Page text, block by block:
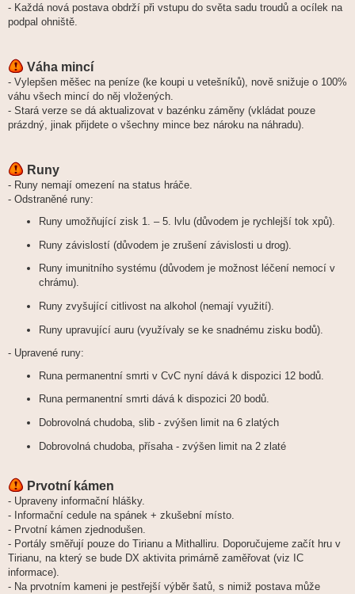
- Každá nová postava obdrží při vstupu do světa sadu troudů a ocílek na
podpal ohniště.
Váha mincí
- Vylepšen měšec na peníze (ke koupi u vetešníků), nově snižuje o 100%
váhu všech mincí do něj vložených.
- Stará verze se dá aktualizovat v bazénku záměny (vkládat pouze
prázdný, jinak přijdete o všechny mince bez nároku na náhradu).
Runy
- Runy nemají omezení na status hráče.
- Odstraněné runy:
Runy umožňující zisk 1. – 5. lvlu (důvodem je rychlejší tok xpů).
Runy závislostí (důvodem je zrušení závislosti u drog).
Runy imunitního systému (důvodem je možnost léčení nemocí v
chrámu).
Runy zvyšující citlivost na alkohol (nemají využití).
Runy upravující auru (využívaly se ke snadnému zisku bodů).
- Upravené runy:
Runa permanentní smrti v CvC nyní dává k dispozici 12 bodů.
Runa permanentní smrti dává k dispozici 20 bodů.
Dobrovolná chudoba, slib - zvýšen limit na 6 zlatých
Dobrovolná chudoba, přísaha - zvýšen limit na 2 zlaté
Prvotní kámen
- Upraveny informační hlášky.
- Informační cedule na spánek + zkušební místo.
- Prvotní kámen zjednodušen.
- Portály směřují pouze do Tirianu a Mithalliru. Doporučujeme začít hru v
Tirianu, na který se bude DX aktivita primárně zaměřovat (viz IC
informace).
- Na prvotním kameni je pestřejší výběr šatů, s nimiž postava může